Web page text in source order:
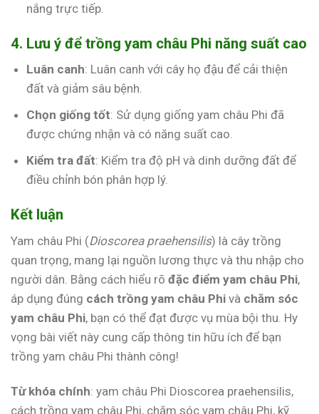
nắng trực tiếp.
4. Lưu ý để trồng yam châu Phi năng suất cao
Luân canh: Luân canh với cây họ đậu để cải thiện
đất và giảm sâu bệnh.
Chọn giống tốt: Sử dụng giống yam châu Phi đã
được chứng nhận và có năng suất cao.
Kiểm tra đất: Kiểm tra độ pH và dinh dưỡng đất để
điều chỉnh bón phân hợp lý.
Kết luận
Yam châu Phi (Dioscorea praehensilis) là cây trồng
quan trọng, mang lại nguồn lương thực và thu nhập cho
người dân. Bằng cách hiểu rõ đặc điểm yam châu Phi,
áp dụng đúng cách trồng yam châu Phi và chăm sóc
yam châu Phi, bạn có thể đạt được vụ mùa bội thu. Hy
vọng bài viết này cung cấp thông tin hữu ích để bạn
trồng yam châu Phi thành công!
Từ khóa chính: yam châu Phi Dioscorea praehensilis,
cách trồng yam châu Phi, chăm sóc yam châu Phi, kỹ